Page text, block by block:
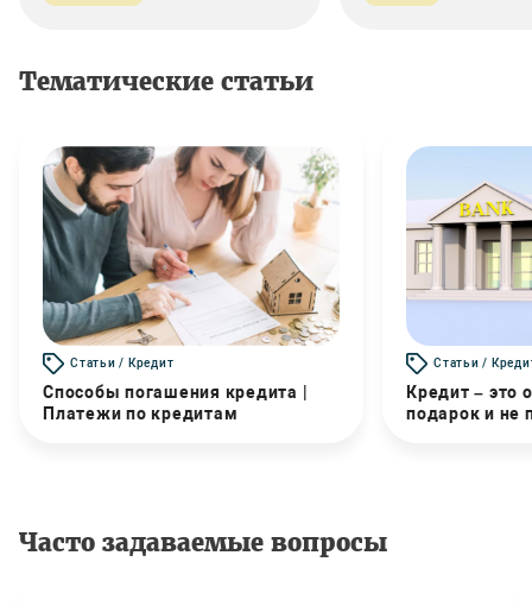
Тематические статьи
Статьи / Кредит
Способы погашения кредита |
Платежи по кредитам
Статьи /
Кредит – это
подарок и не
Часто задаваемые вопросы